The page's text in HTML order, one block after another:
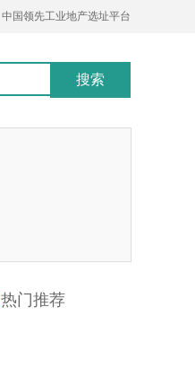
中国领先工业地产选址平台
热门推荐